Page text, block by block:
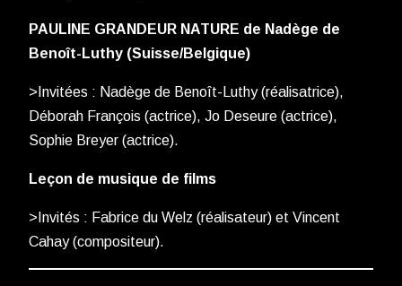
PAULINE GRANDEUR NATURE de Nadège de
Benoît-Luthy (Suisse/Belgique)
>Invitées : Nadège de Benoît-Luthy (réalisatrice),
Déborah François (actrice), Jo Deseure (actrice),
Sophie Breyer (actrice).
Leçon de musique de films
>Invités : Fabrice du Welz (réalisateur) et Vincent
Cahay (compositeur).